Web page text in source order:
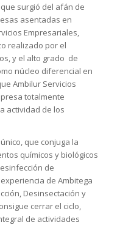
surgió del afán de
asentadas en
Empresariales,
realizado por el
y el alto grado de
núcleo diferencial en
Ambilur Servicios
totalmente
actividad de los
que conjuga la
químicos y biológicos
de
de Ambitega
Desinsectación y
cerrar el ciclo,
de actividades